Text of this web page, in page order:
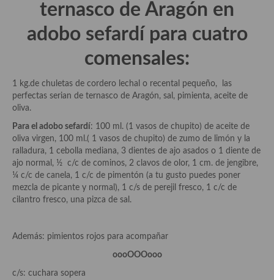
Sales y polvos
Salsas y mojos
Aperitivos
Bebidas
Bocadillos, hamburguesas, sándwich, emparedados, tostas y
demás
Entrantes y primeros platos
Ensaladas
Quínoa
ternasco de Aragón en
adobo sefardí para cuatro
comensales:
1 kg.de chuletas de cordero lechal o recental pequeño, las
perfectas serian de ternasco de Aragón, sal, pimienta, aceite de
oliva.
Para el adobo sefardí: 100 ml. (1 vasos de chupito) de aceite de
oliva virgen, 100 ml.( 1 vasos de chupito) de zumo de limón y la
ralladura, 1 cebolla mediana, 3 dientes de ajo asados o 1 diente de
ajo normal, ½ c/c de cominos, 2 clavos de olor, 1 cm. de jengibre,
¼ c/c de canela, 1 c/c de pimentón (a tu gusto puedes poner
mezcla de picante y normal), 1 c/s de perejil fresco, 1 c/c de
cilantro fresco, una pizca de sal.
Además: pimientos rojos para acompañar
oooOOOooo
c/s: cuchara sopera